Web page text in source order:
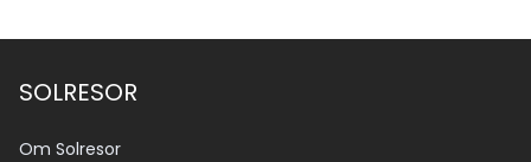
SOLRESOR
Om Solresor